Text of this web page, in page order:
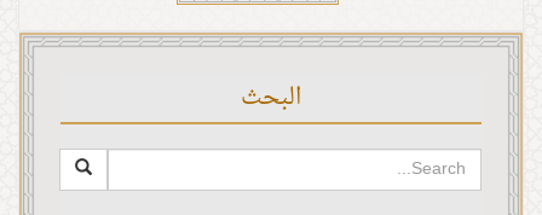
البحث